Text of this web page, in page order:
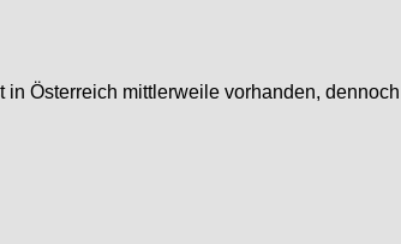
Österreich mittlerweile vorhanden,